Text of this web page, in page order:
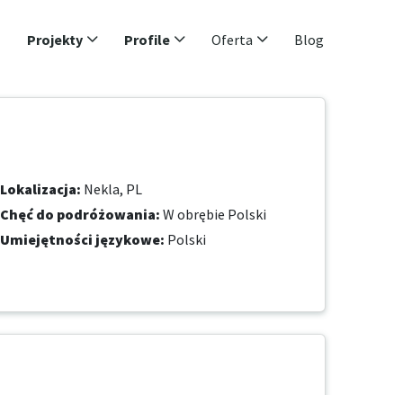
Projekty Profile Oferta Blog
Lokalizacja: Nekla, PL
Chęć do podróżowania: W obrębie Polski
Umiejętności językowe: Polski